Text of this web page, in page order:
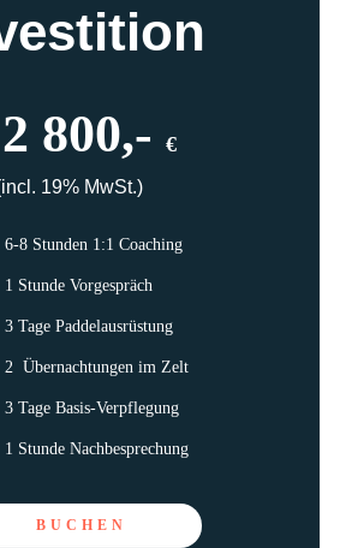
800,-
€
19% MwSt.)
6-8 Stunden 1:1 Coaching
1 Stunde Vorgespräch
3 Tage Paddelausrüstung
2 Übernachtungen im Zelt
3 Tage Basis-Verpflegung
1 Stunde Nachbesprechung
BUCHEN